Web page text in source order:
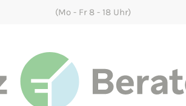
(Mo - Fr 8 - 18 Uhr)